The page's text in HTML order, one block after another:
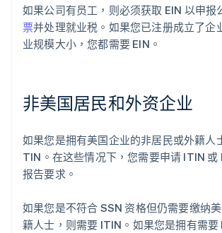
如果公司有员工，则必须获取 EIN 以申报
票并处理就业税。如果您已注册成立了企
业规模大小，您都需要 EIN。
非美国居民和外资企业
如果您是拥有美国企业的非居民或外籍人
TIN。在这些情况下，您需要申请 ITIN 或
报告要求。
如果您是不符合 SSN 资格但仍需要缴纳
籍人士，则需要 ITIN。如果您是拥有需要